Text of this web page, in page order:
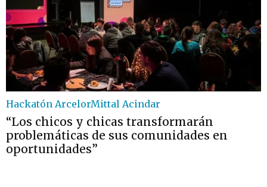
Hackatón ArcelorMittal Acindar
“Los chicos y chicas transformarán
problemáticas de sus comunidades en
oportunidades”